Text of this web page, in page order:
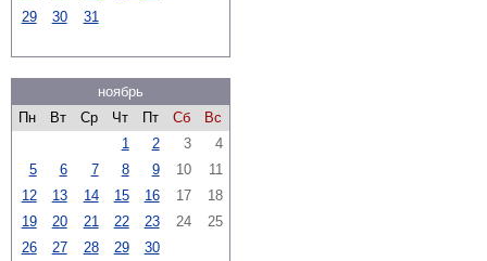
29
30 31
ноябрь
Пн
Вт Ср Чт Пт Сб
Вс
1
2 3
4
5
6 7 8 9 10
11
12
13 14 15 16 17
18
19
20 21 22 23 24
25
26
27 28 29 30